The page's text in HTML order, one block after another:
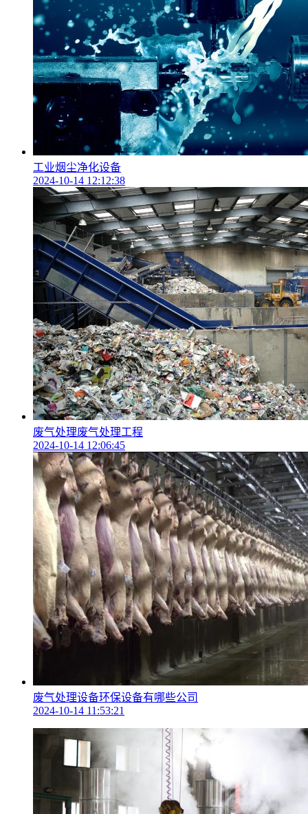
工业烟尘净化设备
2024-10-14 12:12:38
废气处理废气处理工程
2024-10-14 12:06:45
废气处理设备环保设备有哪些公司
2024-10-14 11:53:21